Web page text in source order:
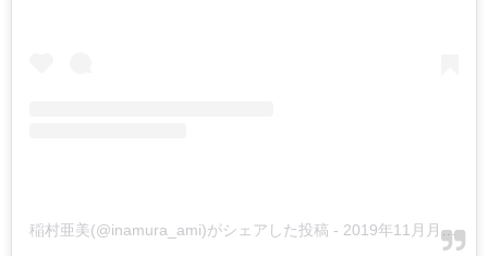
稲村亜美(@inamura_ami)がシェアした投稿 - 2019年11月月13日午前3時01分PST